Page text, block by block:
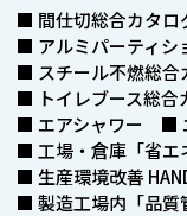
■ 間仕切総合カタ
■ アルミパーティシ
■ スチール不燃総
■ トイレブース総
■ エアシャワー ■
■ 工場・倉庫「省エ
■ 生産環境改善
■ 製造工場内「品質